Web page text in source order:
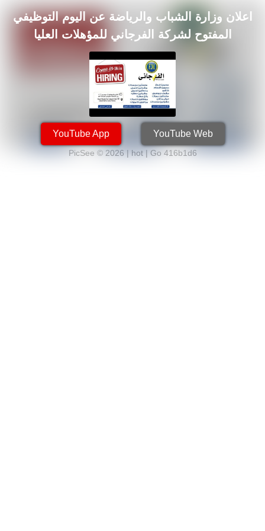
اعلان وزارة الشباب والرياضة عن اليوم التوظيفي
المفتوح لشركة الفرجاني للمؤهلات العليا
والدبلومات
YouTube App YouTube Web
PicSee © 2026 | hot | Go 416b1d6